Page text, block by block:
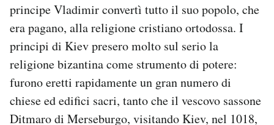
principe Vladimir convertì tutto il suo popolo, che
era pagano, alla religione cristiano ortodossa. I
principi di Kiev presero molto sul serio la
religione bizantina come strumento di potere:
furono eretti rapidamente un gran numero di
chiese ed edifici sacri, tanto che il vescovo sassone
Ditmaro di Merseburgo, visitando Kiev, nel 1018,